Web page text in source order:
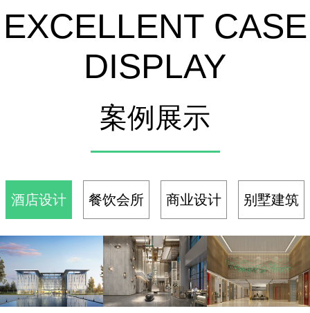
监控
份预算，
都花的掷
EXCELLENT CASE
DISPLAY
案例展示
酒店设计 餐饮会所 商业设计 别墅建筑